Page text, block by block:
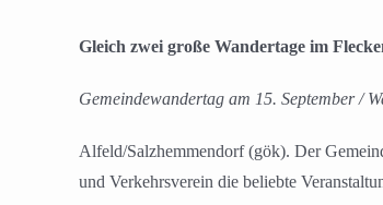
Gleich zwei große Wandertage im
Gemeindewandertag am 15. September /
Alfeld/Salzhemmendorf (gök). Der
und Verkehrsverein die beliebte